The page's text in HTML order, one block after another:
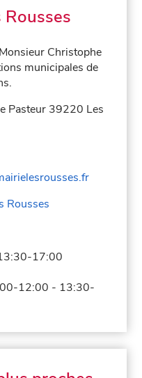
Rousses
Christophe
municipales de
Pasteur 39220 Les
Rousses
17:00
12:00 - 13:30-